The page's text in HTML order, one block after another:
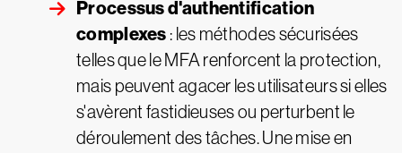
Processus d'authentification
complexes : les méthodes sécurisées
telles que le MFA renforcent la protection,
mais peuvent agacer les utilisateurs si elles
s'avèrent fastidieuses ou perturbent le
déroulement des tâches. Une mise en